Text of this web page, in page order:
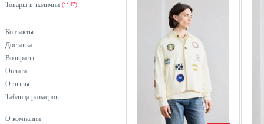
Товары в наличии (1147)
Контакты
Доставка
Возвраты
Оплата
Отзывы
Таблица размеров
О компании